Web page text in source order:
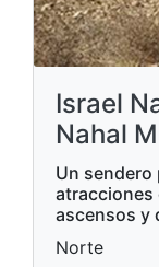
Israel
Nahal
Un sendero
atracciones
ascensos y
Norte